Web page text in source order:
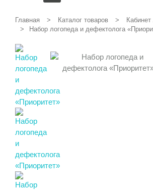
Главная Каталог товаров
Набор логопеда и дефектолога